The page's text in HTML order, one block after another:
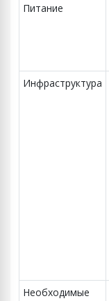
Питание
Инфраструктура
Необходимые